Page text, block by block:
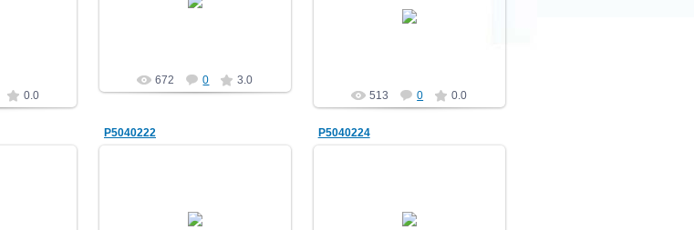
0.0
672 0 3.0
513 0 0.0
P5040222 P5040224